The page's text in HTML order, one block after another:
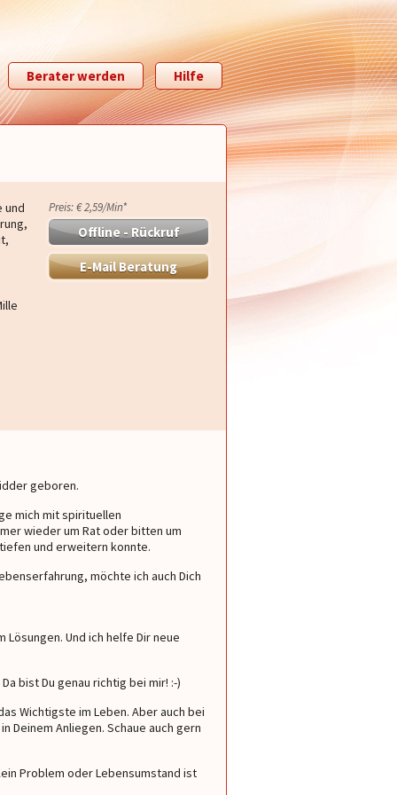
Berater werden Hilfe
Medium
Serina
Beraterin
Dajana
Der ABSOLUTE WAHNSINN!!!
Preis: € 2,59/Min*
Offline - Rückruf
E-Mail Beratung
und
geboren.
mich mit spirituellen
wieder um Rat oder bitten um
und erweitern konnte.
möchte ich auch Dich
Und ich helfe Dir neue
- Da bist Du genau richtig bei mir! :-)
Wichtigste im Leben. Aber auch bei
Deinem Anliegen. Schaue auch gern
Problem oder Lebensumstand ist